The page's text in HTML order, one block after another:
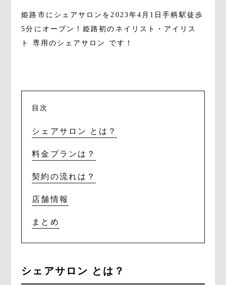
姫路市にシェアサロンを2023年4月1日手柄駅徒歩
5分にオープン！姫路初のネイリスト・アイリス
ト 専用のシェアサロン です！
目次
シェアサロン とは？
料金プランは？
契約の流れは？
店舗情報
まとめ
シェアサロン とは？
地域特化型マーケティング支援サービス「TOCOYA-トコ
ヤ-」
079-239-8810
CONTACT